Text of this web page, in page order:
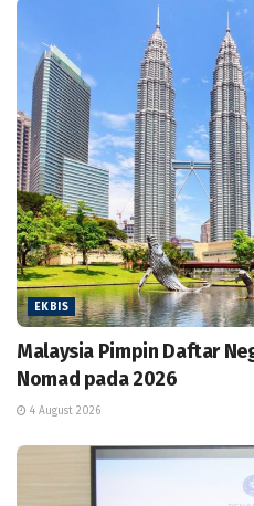
EKBIS
Malaysia Pimpin Daftar
Nomad pada 2026
4 August 2026